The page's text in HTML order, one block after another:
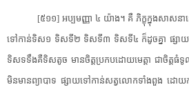
[៥១១] អប្ប​មញ្ញា ៤ យ៉ាង។ គឺ ភិក្ខុ​ក្នុង​សាសនា​
ទៅកាន់​ទិស១ ទិសទី២ ទិសទី៣ ទិសទី៤ ក៏​ដូចគ្នា ផ្សាយ​
ទិស​ទទឹង​គឺ​ទិសតូច មានចិត្ត​ប្រកបដោយ​មេត្តា ជា​ចិត្ត
មិន​មាន​ព្យាបាទ ផ្សាយ​ទៅកាន់​សត្វលោក​ទាំងពួង ដោយ​ក